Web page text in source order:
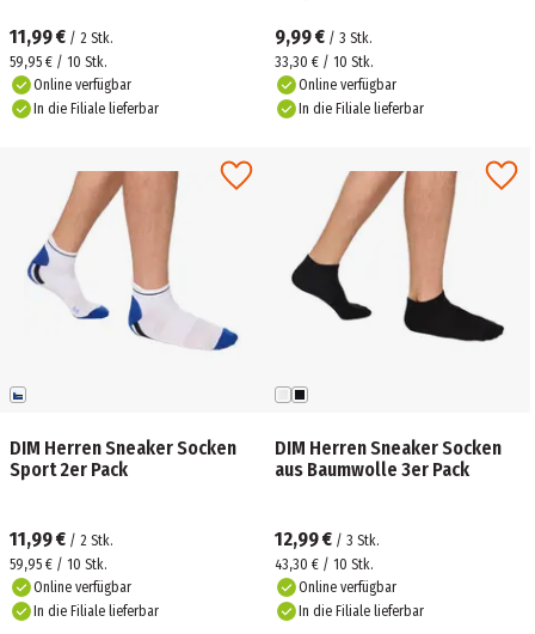
11,99 € / 2 Stk.
59,95 € / 10 Stk.
Online verfügbar
In die Filiale lieferbar
9,99 € / 3 Stk.
33,30 € / 10 Stk.
Online verfügbar
In die Filiale lieferbar
DIM Herren Sneaker Socken
Sport 2er Pack
11,99 € / 2 Stk.
59,95 € / 10 Stk.
Online verfügbar
In die Filiale lieferbar
DIM Herren Sneaker Socken
aus Baumwolle 3er Pack
12,99 € / 3 Stk.
43,30 € / 10 Stk.
Online verfügbar
In die Filiale lieferbar